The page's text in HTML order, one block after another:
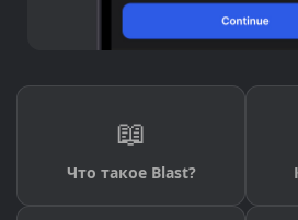
📖
Что такое Blast?